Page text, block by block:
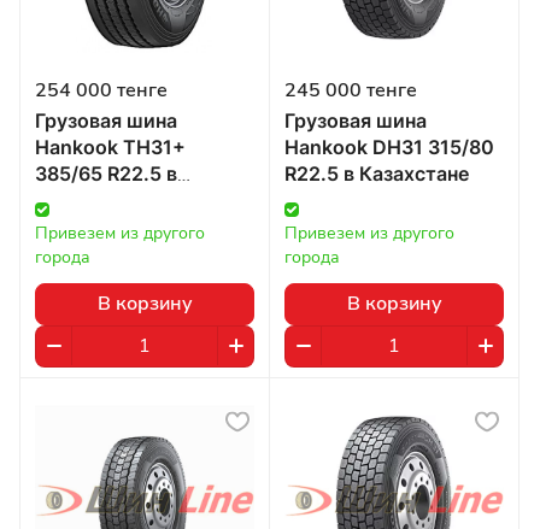
254 000 тенге
Грузовая шина
Hankook TH31+
385/65 R22.5 в
Казахстане
Привезем из другого
города
В корзину
245 000 тенге
Грузовая шина
Hankook DH31 315/80
R22.5 в Казахстане
Привезем из другого
города
В корзину